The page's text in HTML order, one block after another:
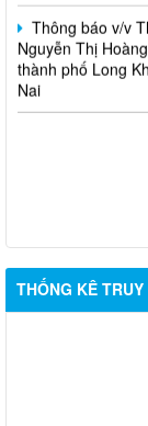
Thông báo v/v
Nguyễn Thị
thành phố Long
Nai
THỐNG KÊ TRUY